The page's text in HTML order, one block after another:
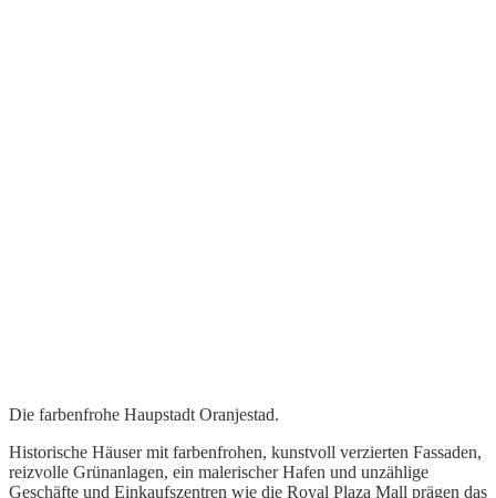
Die farbenfrohe Haupstadt Oranjestad.
Historische Häuser mit farbenfrohen, kunstvoll verzierten Fassaden,
reizvolle Grünanlagen, ein malerischer Hafen und unzählige
Geschäfte und Einkaufszentren wie die Royal Plaza Mall prägen das